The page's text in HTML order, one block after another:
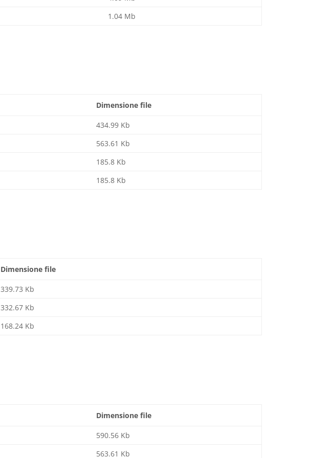
1.04 Mb
Dimensione file
434.99 Kb
563.61 Kb
185.8 Kb
185.8 Kb
Dimensione file
339.73 Kb
332.67 Kb
168.24 Kb
Dimensione file
590.56 Kb
563.61 Kb